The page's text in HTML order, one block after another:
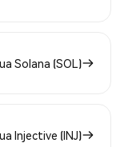
Solana (SOL)
Injective (INJ)